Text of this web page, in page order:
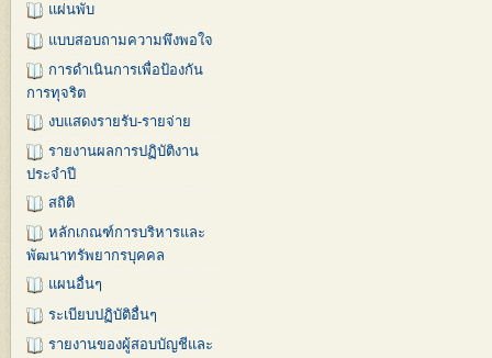
แผ่นพับ
แบบสอบถามความพึงพอใจ
การดำเนินการเพื่อป้องกัน
การทุจริต
งบแสดงรายรับ-รายจ่าย
รายงานผลการปฏิบัติงาน
ประจำปี
สถิติ
หลักเกณฑ์การบริหารและ
พัฒนาทรัพยากรบุคคล
แผนอื่นๆ
ระเบียบปฏิบัติอื่นๆ
รายงานของผู้สอบบัญชีและ